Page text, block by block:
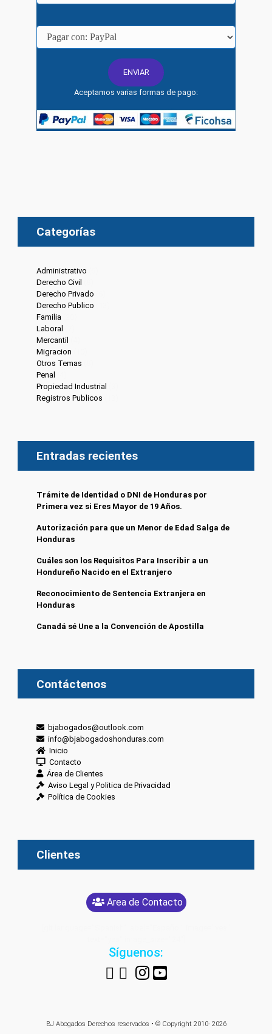
Aceptamos varias formas de pago:
Categorías
Administrativo
Derecho Civil
Derecho Privado
Derecho Publico
Familia
Laboral
Mercantil
Migracion
Otros Temas
Penal
Propiedad Industrial
Registros Publicos
Entradas recientes
Trámite de Identidad o DNI de Honduras por
Primera vez si Eres Mayor de 19 Años.
Autorización para que un Menor de Edad Salga de
Honduras
Cuáles son los Requisitos Para Inscribir a un
Hondureño Nacido en el Extranjero
Reconocimiento de Sentencia Extranjera en
Honduras
Canadá sé Une a la Convención de Apostilla
Contáctenos
bjabogados@outlook.com
info@bjabogadoshonduras.com
Inicio
Contacto
Área de Clientes
Aviso Legal y Politica de Privacidad
Política de Cookies
Clientes
Area de Contacto
Síguenos:
BJ Abogados Derechos reservados • © Copyright 2010- 2026